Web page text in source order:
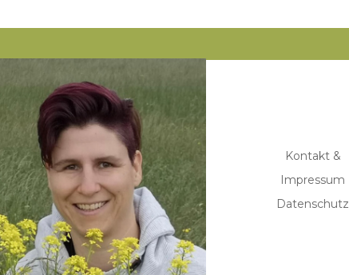
Kontakt &
Impressum
Datenschutz